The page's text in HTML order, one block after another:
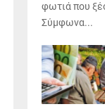
φωτιά που
Σύμφωνα...